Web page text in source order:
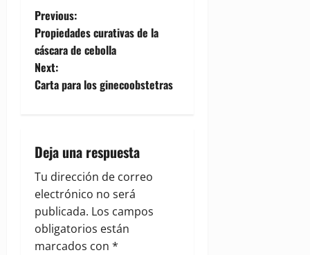
P
o
s
a
v
i
Previous:
Propiedades curativas de la
cáscara de cebolla
Next:
Carta para los ginecoobstetras
Deja una respuesta
Tu dirección de correo
electrónico no será
publicada. Los campos
obligatorios están
marcados con *